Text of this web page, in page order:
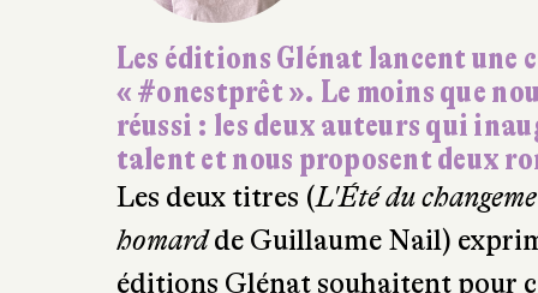
Les éditions Glénat lancent une
« #onestprêt». Le moins que
réussi : les deux auteurs qui
talent et nous proposent deux
Les deux titres (L'Été du
homardde Guillaume Nail)
éditions Glénat souhaitent pour